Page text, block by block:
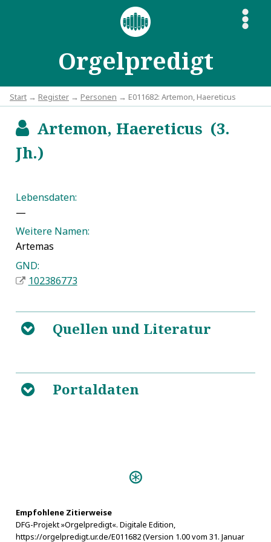
Orgelpredigt
S
Start → Register → Personen → E011682: Artemon, Haereticus
bArtemon, Haereticus (3.
Jh.)
Lebensdaten:
—
Weitere Namen:
Artemas
GND:
102386773
B Quellen und Literatur
abschnittnr=5246&ordnung=19
B Portaldaten
Das rein-gestimmte Orgel-
Empfohlene Zitierweise
DFG-Projekt »Orgelpredigt«. Digitale Edition,
https://orgelpredigt.ur.de/E011682 (Version 1.00 vom 31. Januar